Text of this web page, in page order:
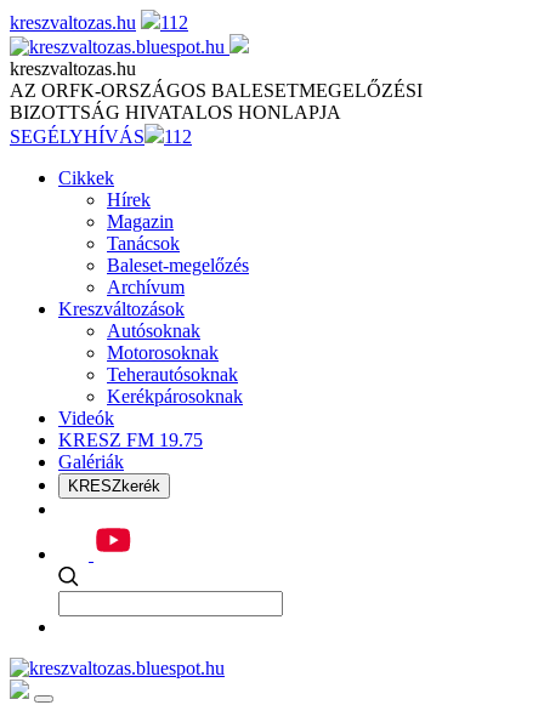
Skip
to
content
kreszvaltozas.hu 112
kreszvaltozas.hu
AZ ORFK-ORSZÁGOS BALESETMEGELŐZÉSI
BIZOTTSÁG HIVATALOS HONLAPJA
SEGÉLYHÍVÁS
112
Cikkek
Hírek
Magazin
Tanácsok
Baleset-megelőzés
Archívum
Kreszváltozások
Autósoknak
Motorosoknak
Teherautósoknak
Kerékpárosoknak
Videók
KRESZ FM 19.75
Galériák
KRESZkerék